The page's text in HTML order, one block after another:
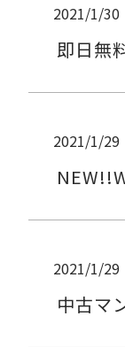
2021/1/30
即日無
2021/1/29
2021/1/29
中古マ